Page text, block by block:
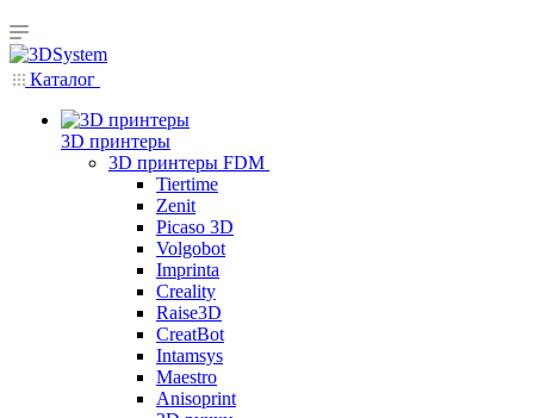
Каталог
3D принтеры
3D принтеры FDM
Tiertime
Zenit
Picaso 3D
Volgobot
Imprinta
Creality
Raise3D
CreatBot
Intamsys
Maestro
Anisoprint